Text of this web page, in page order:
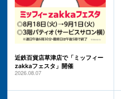
近鉄百貨店草津店で「ミッフィー
zakkaフェスタ」開催
2026.08.07